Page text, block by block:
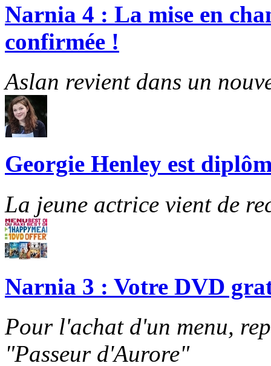
Narnia 4 : La mise en
confirmée !
Aslan revient dans un
Georgie Henley est
La jeune actrice vient de
Narnia 3 : Votre DVD
Pour l'achat d'un menu,
"Passeur d'Aurore"